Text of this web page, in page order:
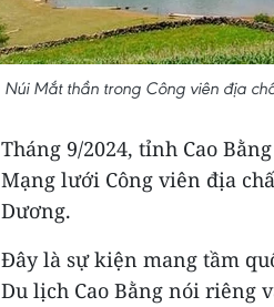
Núi Mắt thần trong Công viên địa
Tháng 9/2024, tỉnh Cao
Mạng lưới Công viên địa
Dương.
Đây là sự kiện mang tầm
Du lịch Cao Bằng nói riêng